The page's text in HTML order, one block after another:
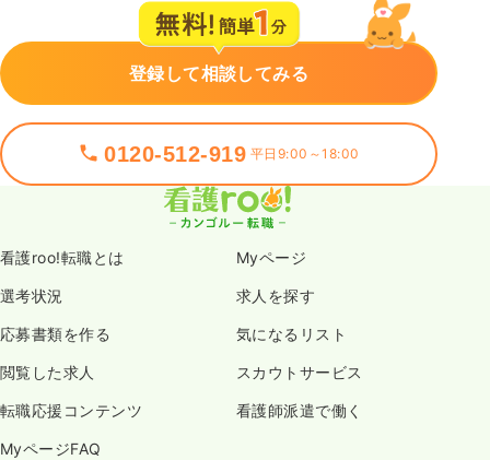
登録して相談してみる
0120-512-919 平日9:00～18:00
看護roo!転職とは Myページ
選考状況 求人を探す
応募書類を作る 気になるリスト
閲覧した求人 スカウトサービス
転職応援コンテンツ 看護師派遣で働く
MyページFAQ